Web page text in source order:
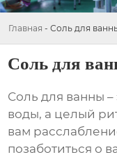
Главная - Соль для
Соль для
Соль для ванны –
воды, а целый
вам
позаботиться о